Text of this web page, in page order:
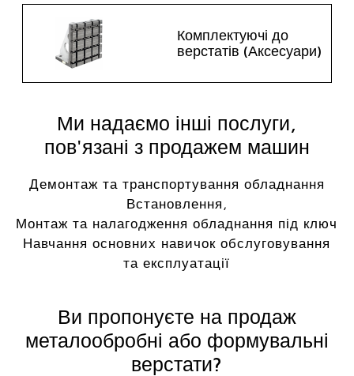
Комплектуючі до
верстатів (Аксесуари)
Ми надаємо інші послуги,
пов'язані з продажем машин
Демонтаж та транспортування обладнання
Встановлення,
Монтаж та налагодження обладнання під ключ
Навчання основних навичок обслуговування
та експлуатації
Ви пропонуєте на продаж
металообробні або формувальні
верстати?